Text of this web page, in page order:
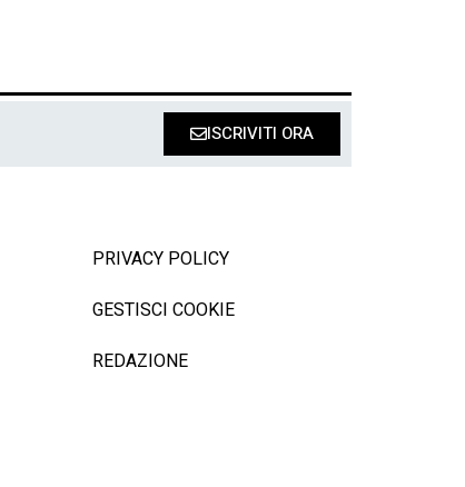
ISCRIVITI ORA
PRIVACY POLICY
GESTISCI COOKIE
REDAZIONE